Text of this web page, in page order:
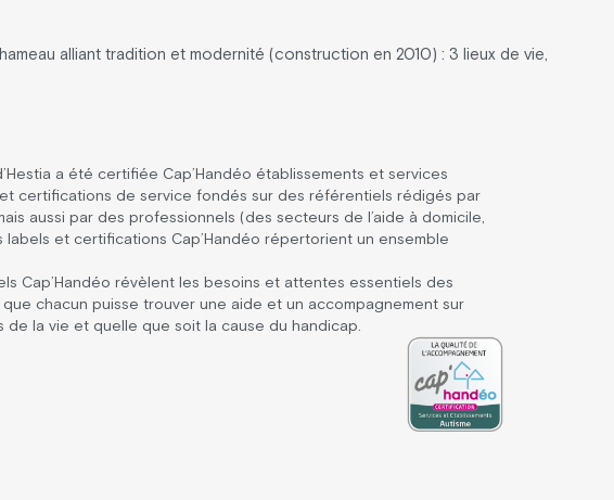
alliant tradition et modernité (construction en 2010) : 3 lieux de vie,
a été certifiée Cap’Handéo établissements et services
et certifications de service fondés sur des référentiels rédigés par
aussi par des professionnels (des secteurs de l’aide à domicile,
et certifications Cap’Handéo répertorient un ensemble
Cap’Handéo révèlent les besoins et attentes essentiels des
chacun puisse trouver une aide et un accompagnement sur
la vie et quelle que soit la cause du handicap.